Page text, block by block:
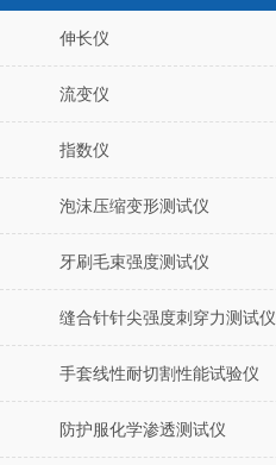
伸长仪
流变仪
指数仪
泡沫压缩变形测试仪
牙刷毛束强度测试仪
缝合针针尖强度刺穿力测试仪
手套线性耐切割性能试验仪
防护服化学渗透测试仪